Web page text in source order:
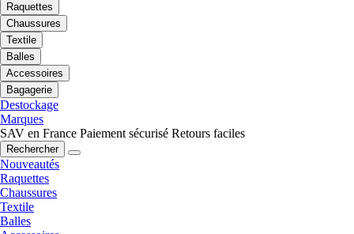
Raquettes
Chaussures
Textile
Balles
Accessoires
Bagagerie
Destockage
Marques
SAV en France Paiement sécurisé Retours faciles
Rechercher
Nouveautés
Raquettes
Chaussures
Textile
Balles